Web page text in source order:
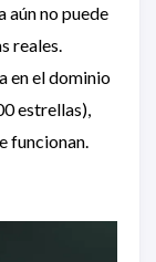
aún no puede
reales.
en el dominio
estrellas),
funcionan.